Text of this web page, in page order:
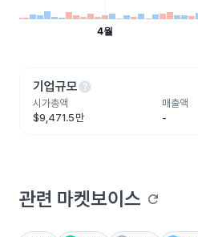
기업규모help
시가총액
$9,471.5만
매출액
-
관련 마켓보이스 refresh